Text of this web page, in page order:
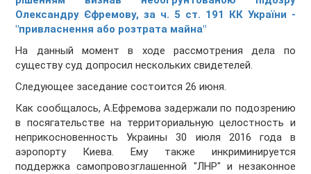
Олександру Єфремову, за ч. 5 ст. 191 КК України -
"привласнення або розтрата майна"
На данный момент в ходе рассмотрения дела по
существу суд допросил нескольких свидетелей.
Следующее заседание состоится 26 июня.
Как сообщалось, А.Ефремова задержали по подозрению
в посягательстве на территориальную целостность и
неприкосновенность Украины 30 июля 2016 года в
аэропорту Киева. Ему также инкриминируется
поддержка самопровозглашенной "ЛНР" и незаконное